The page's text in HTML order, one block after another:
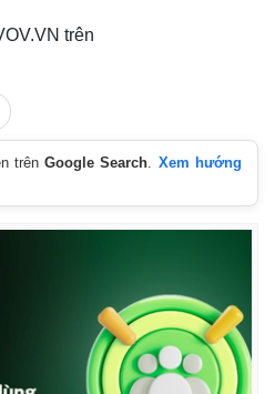
trên
trênGoogle Search. Xem hướng